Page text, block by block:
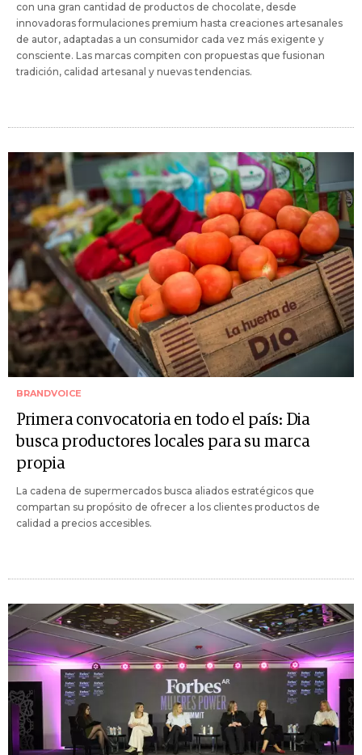
con una gran cantidad de productos de chocolate, desde
innovadoras formulaciones premium hasta creaciones artesanales
de autor, adaptadas a un consumidor cada vez más exigente y
consciente. Las marcas compiten con propuestas que fusionan
tradición, calidad artesanal y nuevas tendencias.
BRANDVOICE
Primera convocatoria en todo el país: Dia
busca productores locales para su marca
propia
La cadena de supermercados busca aliados estratégicos que
compartan su propósito de ofrecer a los clientes productos de
calidad a precios accesibles.